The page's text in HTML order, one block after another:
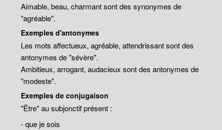
Aimable, beau, charmant sont des synonymes de
"agréable".
Exemples d'antonymes
Les mots affectueux, agréable, attendrissant sont des
antonymes de "sévère".
Ambitieux, arrogant, audacieux sont des antonymes de
"modeste".
Exemples de conjugaison
"Être" au subjonctif présent :
- que je sois